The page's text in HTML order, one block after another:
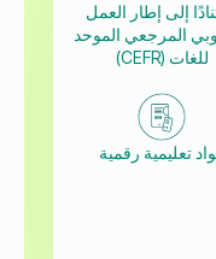
إلى إطار العمل
المرجعي الموحد
للغات (CEFR)
تعليمية رقمية